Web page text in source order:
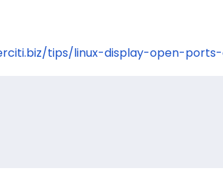
tips/linux-display-open-